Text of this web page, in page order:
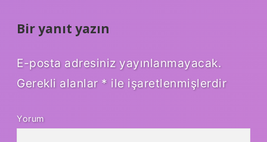
Bir yanıt yazın
E-posta adresiniz yayınlanmayacak.
Gerekli alanlar * ile işaretlenmişlerdir
Yorum